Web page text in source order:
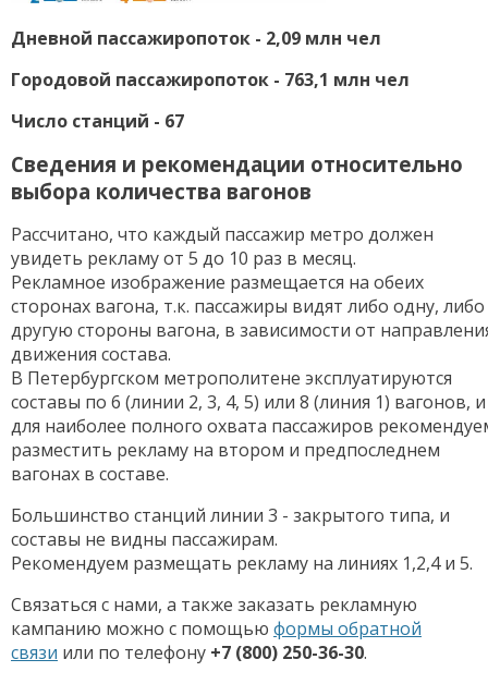
Дневной пассажиропоток - 2,09 млн чел
Городовой пассажиропоток - 763,1 млн чел
Число станций - 67
Сведения и рекомендации относительно
выбора количества вагонов
Рассчитано, что каждый пассажир метро должен
увидеть рекламу от 5 до 10 раз в месяц.
Рекламное изображение размещается на обеих
сторонах вагона, т.к. пассажиры видят либо одну, либо
другую стороны вагона, в зависимости от
движения состава.
В Петербургском метрополитене эксплуатируются
составы по 6 (линии 2, 3, 4, 5) или 8 (линия 1) вагонов, и
для наиболее полного охвата пассажиров
разместить рекламу на втором и предпоследнем
вагонах в составе.
Большинство станций линии 3 - закрытого типа, и
составы не видны пассажирам.
Рекомендуем размещать рекламу на линиях 1,2,4 и 5.
Связаться с нами, а также заказать рекламную
кампанию можно с помощью формы обратной
связи или по телефону +7 (800) 250-36-30.